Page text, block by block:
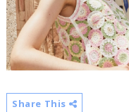
Share This